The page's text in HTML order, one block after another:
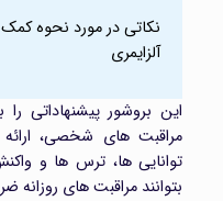
نکاتی در مورد نحوه
آلزایمری
این بروشور پیشنهاداتی
مراقبت های شخصی،
توانایی ها، ترس ها و
بتوانند مراقبت های روزانه